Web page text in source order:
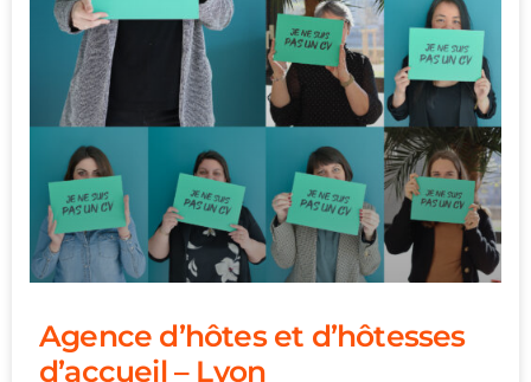
Agence d’hôtes et d’hôtesses
d’accueil – Lyon